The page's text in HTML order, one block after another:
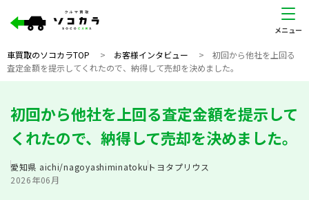
車買取のソコカラTOP > お客様インタビュー > 初回から他社を上回る
査定金額を提示してくれたので、納得して売却を決めました。
初回から他社を上回る査定金額を提示して
くれたので、納得して売却を決めました。
愛知県 aichi/nagoyashiminatokuトヨタプリウス
2026年06月